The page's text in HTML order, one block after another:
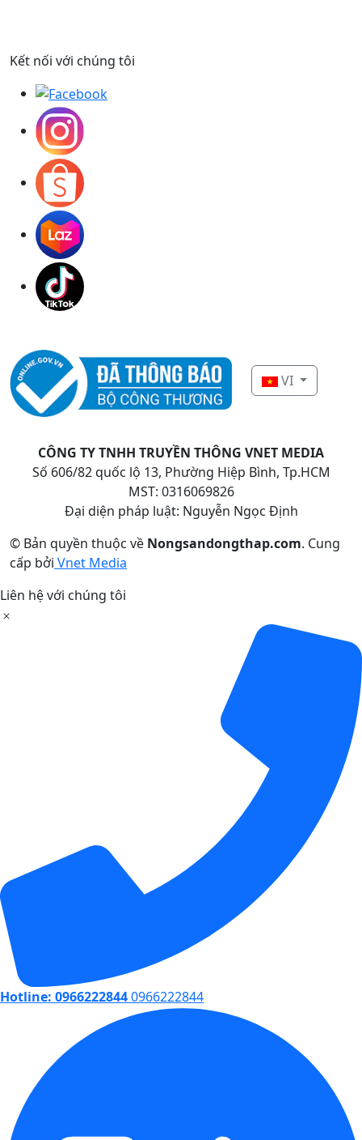
Kết nối với chúng tôi
VI
CÔNG TY TNHH TRUYỀN THÔNG VNET MEDIA
Số 606/82 quốc lộ 13, Phường Hiệp Bình, Tp.HCM
MST: 0316069826
Đại diện pháp luật: Nguyễn Ngọc Định
© Bản quyền thuộc về Nongsandongthap.com. Cung
cấp bởi Vnet Media
Liên hệ với chúng tôi
Hotline: 09662228440966222844